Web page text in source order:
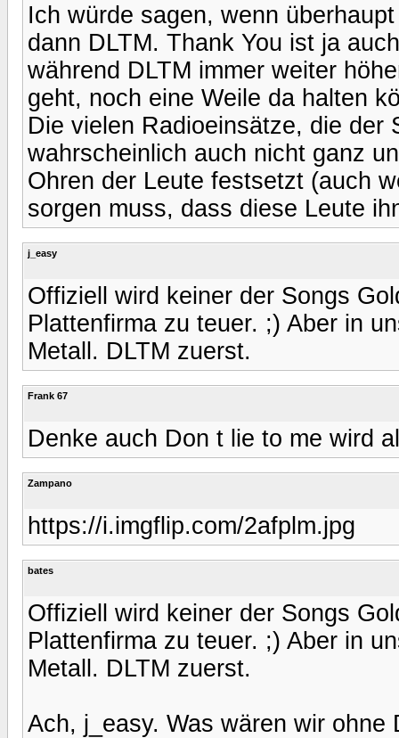
Ich würde sagen, wenn
dann DLTM. Thank You ist ja
während DLTM immer weiter
geht, noch eine Weile da halten
Die vielen Radioeinsätze, die der
wahrscheinlich auch nicht ganz
Ohren der Leute festsetzt (auch
sorgen muss, dass diese Leute
j_easy
Offiziell wird keiner der Songs
Plattenfirma zu teuer. ;) Aber in
Metall. DLTM zuerst.
Frank 67
Denke auch Don t lie to me wird
Zampano
https://i.imgflip.com/2afplm.jpg
bates
Offiziell wird keiner der Songs
Plattenfirma zu teuer. ;) Aber in
Metall. DLTM zuerst.
Ach, j_easy. Was wären wir ohne